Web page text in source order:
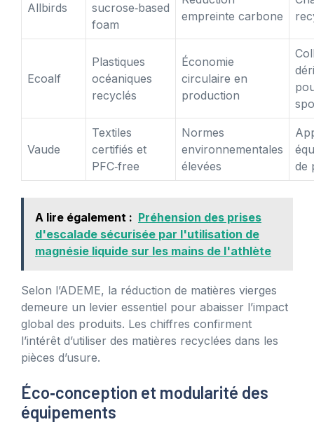
Allbirds
sucrose‑based
foam
empreinte carbone
Ecoalf
Plastiques
océaniques
recyclés
Économie
circulaire en
production
Vaude
Textiles
certifiés et
PFC‑free
Normes
environnementales
élevées
de
A lire également : Préhension des prises
d'escalade sécurisée par l'utilisation de
magnésie liquide sur les mains de l'athlète
Selon l’ADEME, la réduction de matières vierges
demeure un levier essentiel pour abaisser l’impact
global des produits. Les chiffres confirment
l’intérêt d’utiliser des matières recyclées dans les
pièces d’usure.
Éco‑conception et modularité des
équipements